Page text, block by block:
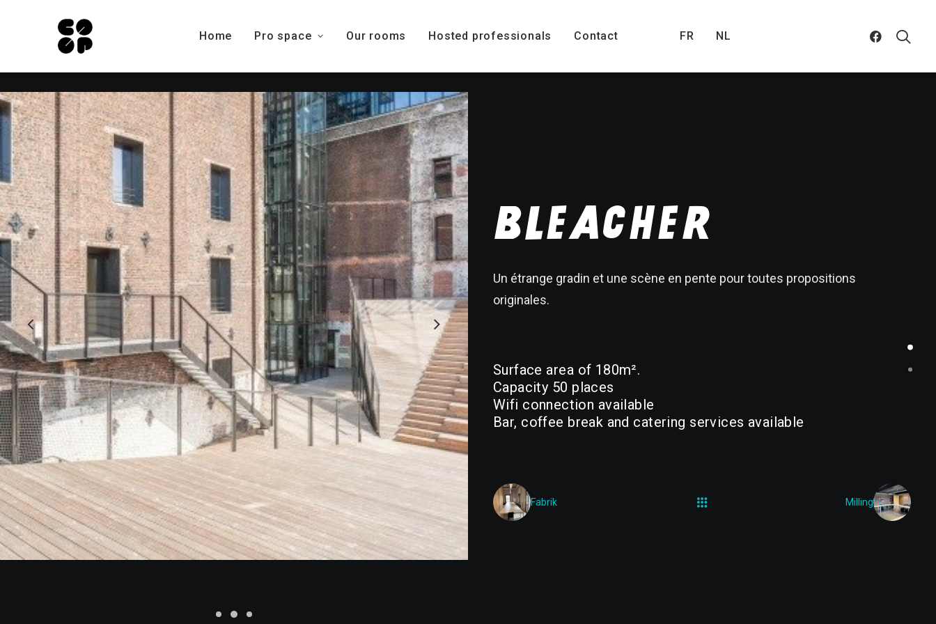
Home Pro space Our rooms Hosted professionals Contact FR NL
BLEACHER
Un étrange gradin et une scène en pente pour toutes propositions
originales.
Surface area of 180m².
Capacity 50 places
Wifi connection available
Bar, coffee break and catering services available
Fabrik Milling